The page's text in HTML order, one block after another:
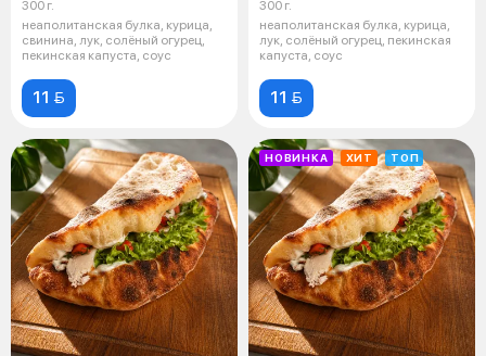
300 г.
неаполитанская булка, курица,
свинина, лук, солёный огурец,
пекинская капуста, соус
11 
300 г.
неаполитанская булка, курица,
лук, солёный огурец, пекинская
капуста, соус
11 
НОВИНКА ХИТ ТОП